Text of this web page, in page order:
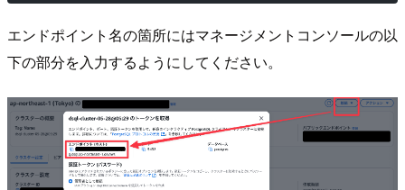
エンドポイント名の箇所にはマネージメントコンソールの以
下の部分を入力するようにしてください。